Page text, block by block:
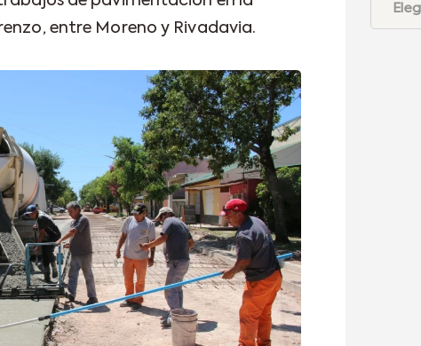
entre Moreno y Rivadavia.